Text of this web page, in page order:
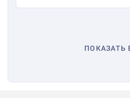
ПОКАЗАТЬ